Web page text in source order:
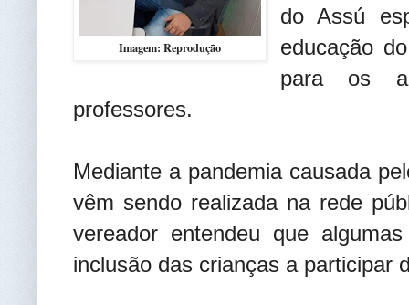
Imagem: Reprodução
do Assú
educação
para os
professores.
Mediante a pandemia causada
vêm sendo realizada na rede
vereador entendeu que
inclusão das crianças a participar